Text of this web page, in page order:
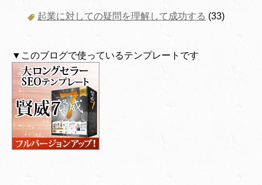
起業に対しての疑問を理解して成功する (33)
▼このブログで使っているテンプレートです